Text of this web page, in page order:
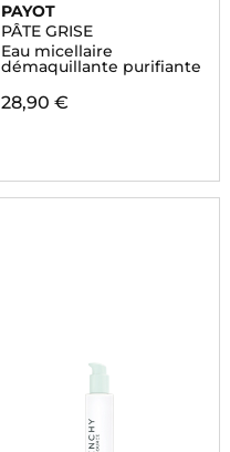
PAYOT
PÂTE GRISE
Eau micellaire
démaquillante purifiante
28,90 €